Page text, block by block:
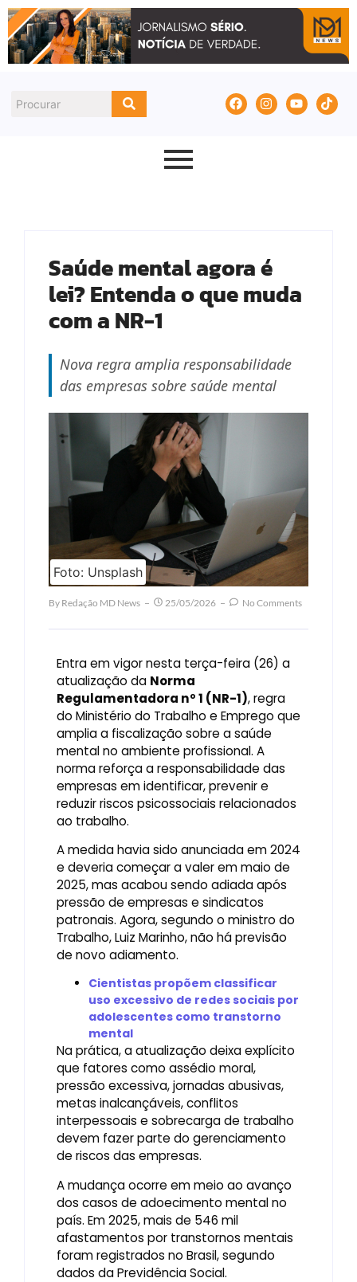
Saúde mental agora é
lei? Entenda o que muda
com a NR-1
Nova regra amplia responsabilidade
das empresas sobre saúde mental
Foto: Unsplash
By Redação MD News 25/05/2026 No Comments
Entra em vigor nesta terça-feira (26) a
atualização da Norma
Regulamentadora nº 1 (NR-1), regra
do Ministério do Trabalho e Emprego que
amplia a fiscalização sobre a saúde
mental no ambiente profissional. A
norma reforça a responsabilidade das
empresas em identificar, prevenir e
reduzir riscos psicossociais relacionados
ao trabalho.
A medida havia sido anunciada em 2024
e deveria começar a valer em maio de
2025, mas acabou sendo adiada após
pressão de empresas e sindicatos
patronais. Agora, segundo o ministro do
Trabalho, Luiz Marinho, não há previsão
de novo adiamento.
Cientistas propõem classificar
uso excessivo de redes sociais por
adolescentes como transtorno
mental
Na prática, a atualização deixa explícito
que fatores como assédio moral,
pressão excessiva, jornadas abusivas,
metas inalcançáveis, conflitos
interpessoais e sobrecarga de trabalho
devem fazer parte do gerenciamento
de riscos das empresas.
A mudança ocorre em meio ao avanço
dos casos de adoecimento mental no
país. Em 2025, mais de 546 mil
afastamentos por transtornos mentais
foram registrados no Brasil, segundo
dados da Previdência Social.